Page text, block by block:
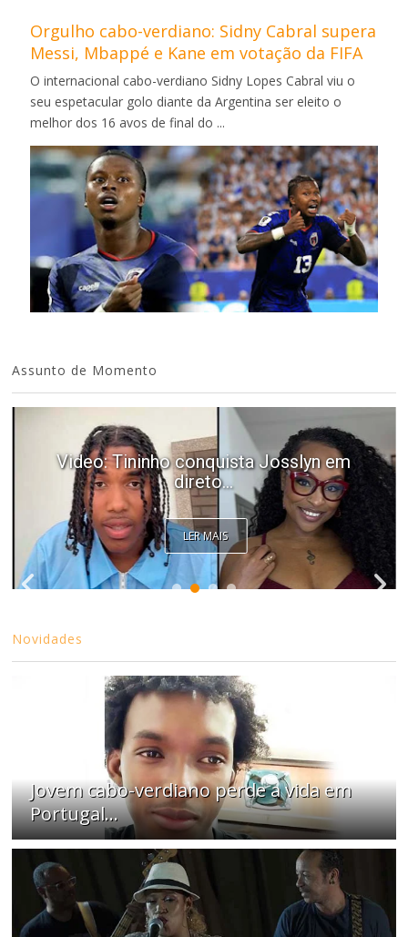
Orgulho cabo-verdiano: Sidny Cabral supera
Messi, Mbappé e Kane em votação da FIFA
O internacional cabo-verdiano Sidny Lopes Cabral viu o
seu espetacular golo diante da Argentina ser eleito o
melhor dos 16 avos de final do ...
Assunto de Momento
Video: Tininho conquista Josslyn em
direto...
LER MAIS
Novidades
Jovem cabo-verdiano perde a vida em
Portugal...